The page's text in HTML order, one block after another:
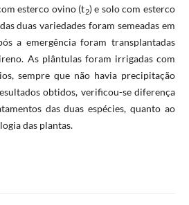
esterco ovino (t2) e solo com esterco
duas variedades foram semeadas em
a emergência foram transplantadas
As plântulas foram irrigadas com
sempre que não havia precipitação
obtidos, verificou-se diferença
das duas espécies, quanto ao
das plantas.